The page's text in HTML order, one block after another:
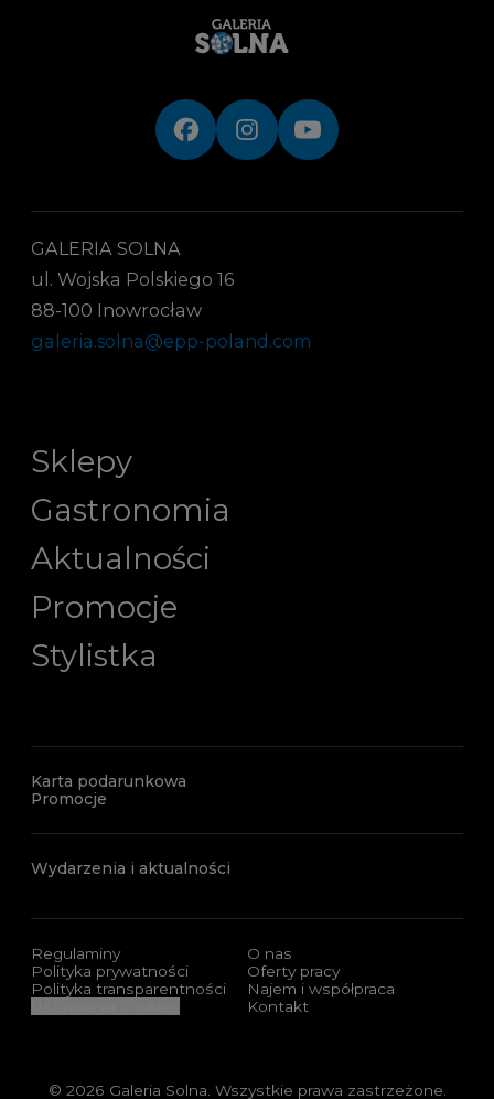
GALERIA SOLNA
ul. Wojska Polskiego 16
88-100 Inowrocław
galeria.solna@epp-poland.com
Sklepy
Gastronomia
Aktualności
Promocje
Stylistka
Karta podarunkowa
Promocje
Wydarzenia i aktualności
Regulaminy
Polityka prywatności
Polityka transparentności
O nas
Oferty pracy
Najem i współpraca
Kontakt
© 2026 Galeria Solna. Wszystkie prawa zastrzeżone.